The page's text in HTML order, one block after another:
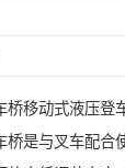
桥移动式液压登
桥是与叉车配合